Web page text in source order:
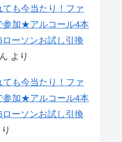
ても今当たり！ファ
参加★アルコール4本
ーソンお試し引換
より
ても今当たり！ファ
参加★アルコール4本
ーソンお試し引換